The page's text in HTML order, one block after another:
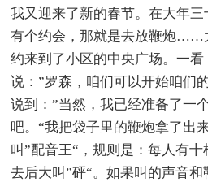
我又迎来了新的春节。在大年
有个约会，那就是去放鞭炮……
约来到了小区的中央广场。一
说：”罗森，咱们可以开始咱们
说到：”当然，我已经准备了一
吧。“我把袋子里的鞭炮拿了出
叫”配音王“，规则是：每人有
去后大叫”砰“。如果叫的声音